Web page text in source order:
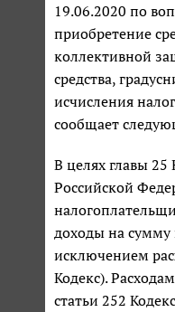
19.06.2020 по
приобретение
коллективной
средства,
исчисления
сообщает
В целях главы 25
Российской
доходы на сумму
исключением
Кодекс).
статьи 252